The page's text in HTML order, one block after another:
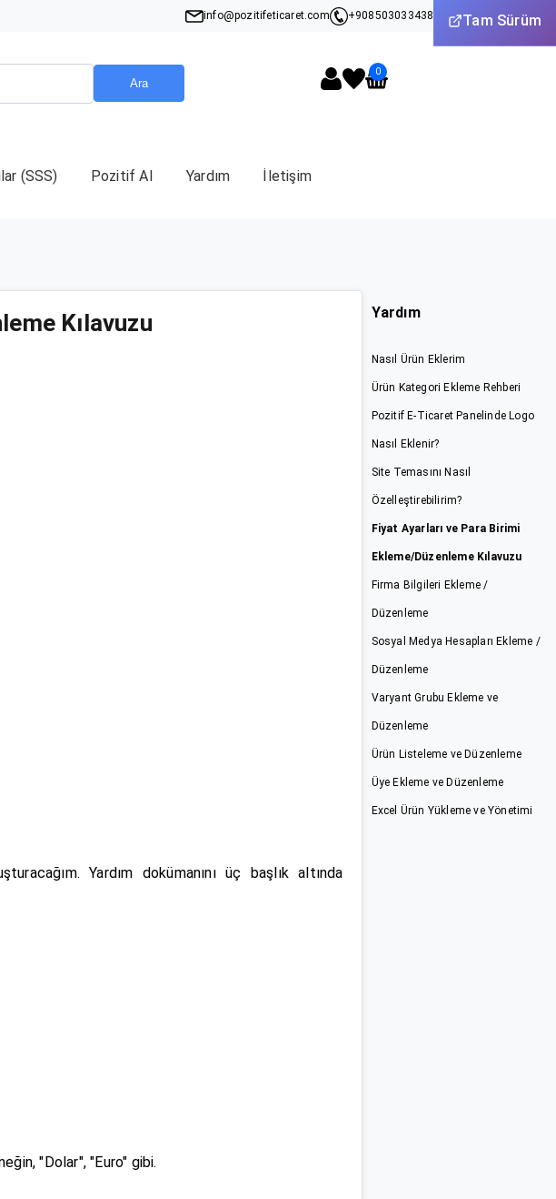
Tam Sürüm
info@pozitifeticaret.com +908503033438 +905312631824
Ara
0
(SSS) Pozitif AI Yardım İletişim
Kılavuzu
Yardım dokümanını üç başlık altında
"Dolar", "Euro" gibi.
Yardım
Nasıl Ürün Eklerim
Ürün Kategori Ekleme Rehberi
Pozitif E-Ticaret Panelinde Logo
Nasıl Eklenir?
Site Temasını Nasıl
Özelleştirebilirim?
Fiyat Ayarları ve Para Birimi
Ekleme/Düzenleme Kılavuzu
Firma Bilgileri Ekleme /
Düzenleme
Sosyal Medya Hesapları Ekleme /
Düzenleme
Varyant Grubu Ekleme ve
Düzenleme
Ürün Listeleme ve Düzenleme
Üye Ekleme ve Düzenleme
Excel Ürün Yükleme ve Yönetimi